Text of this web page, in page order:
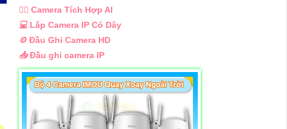
🧛‍♀️ Camera Tích Hợp AI
💻Lắp Camera IP Có Dây
⚙️Đầu Ghi Camera HD
📥Đầu ghi camera IP